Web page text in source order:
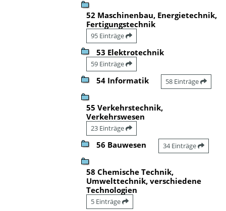
52 Maschinenbau, Energietechnik,
Fertigungstechnik
95 Einträge
53 Elektrotechnik
59 Einträge
54 Informatik 58 Einträge
55 Verkehrstechnik,
Verkehrswesen
23 Einträge
56 Bauwesen 34 Einträge
58 Chemische Technik,
Umwelttechnik, verschiedene
Technologien
5 Einträge